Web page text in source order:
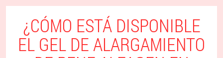
¿CÓMO ESTÁ DISPONIBLE
EL GEL DE ALARGAMIENTO